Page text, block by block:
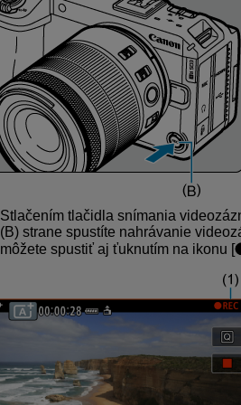
Stlačením tlačidla snímania
(B) strane spustíte nahrávanie
môžete spustiť aj ťuknutím na ikonu [